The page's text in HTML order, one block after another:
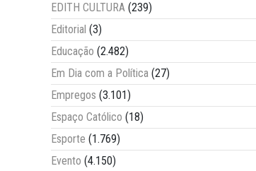
EDITH CULTURA (239)
Editorial (3)
Educação (2.482)
Em Dia com a Política (27)
Empregos (3.101)
Espaço Católico (18)
Esporte (1.769)
Evento (4.150)